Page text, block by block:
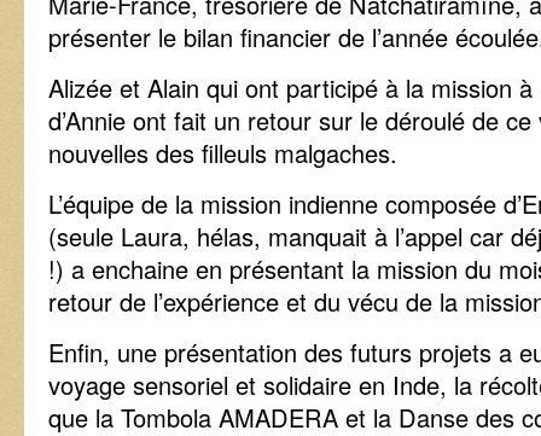
présenter le bilan financier de l’année
Alizée et Alain qui ont participé à la mission
d’Annie ont fait un retour sur le déroulé de
nouvelles des filleuls malgaches.
L’équipe de la mission indienne composée
(seule Laura, hélas, manquait à l’appel car
!) a enchaine en présentant la mission du
retour de l’expérience et du vécu de la
Enfin, une présentation des futurs projets a
voyage sensoriel et solidaire en Inde, la
que la Tombola AMADERA et la Danse des